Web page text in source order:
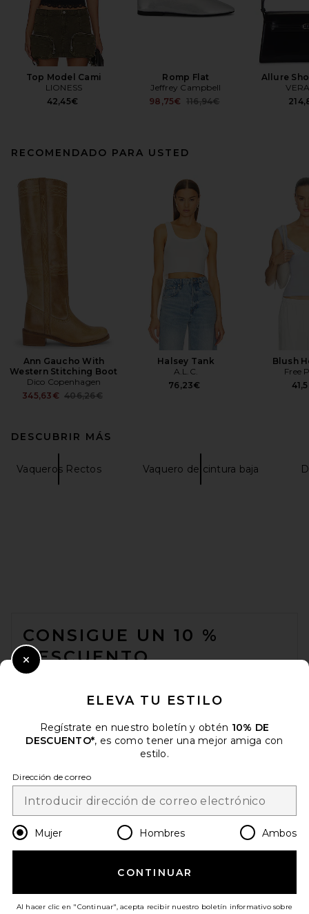
Top Model Cami
LIONESS
42,45€
Romp Flat
Jeffrey Campbell
98,75€ Previous price:
116,94€
Allure
RECOMENDADO PARA USTED
Ann Gaucho With
Western Stitching Boot
Dico Copenhagen
345,63€ Previous price:
406,26€
Halsey Tank
A.L.C.
76,23€
Blush
Free
DESCUBRIR MÁS
Vaqueros Rectos Vaquero de cintura baja
CONSIGUE UN 10 %
DESCUENTO
electrónico. Puede retirarse en cualquier momento.
Email Address
Change Country Regions
es EUR
¡AYÚDANOS A MEJORAR!
ELEVA TU ESTILO
Regístrate en nuestro boletín y obtén 10% DE
DESCUENTO*, es como tener una mejor amiga con
estilo.
Dirección de correo
Mujer Hombres Ambos
CONTINUAR
Al hacer clic en "Continuar", acepta recibir nuestro boletín informativo sobre
Close Modal